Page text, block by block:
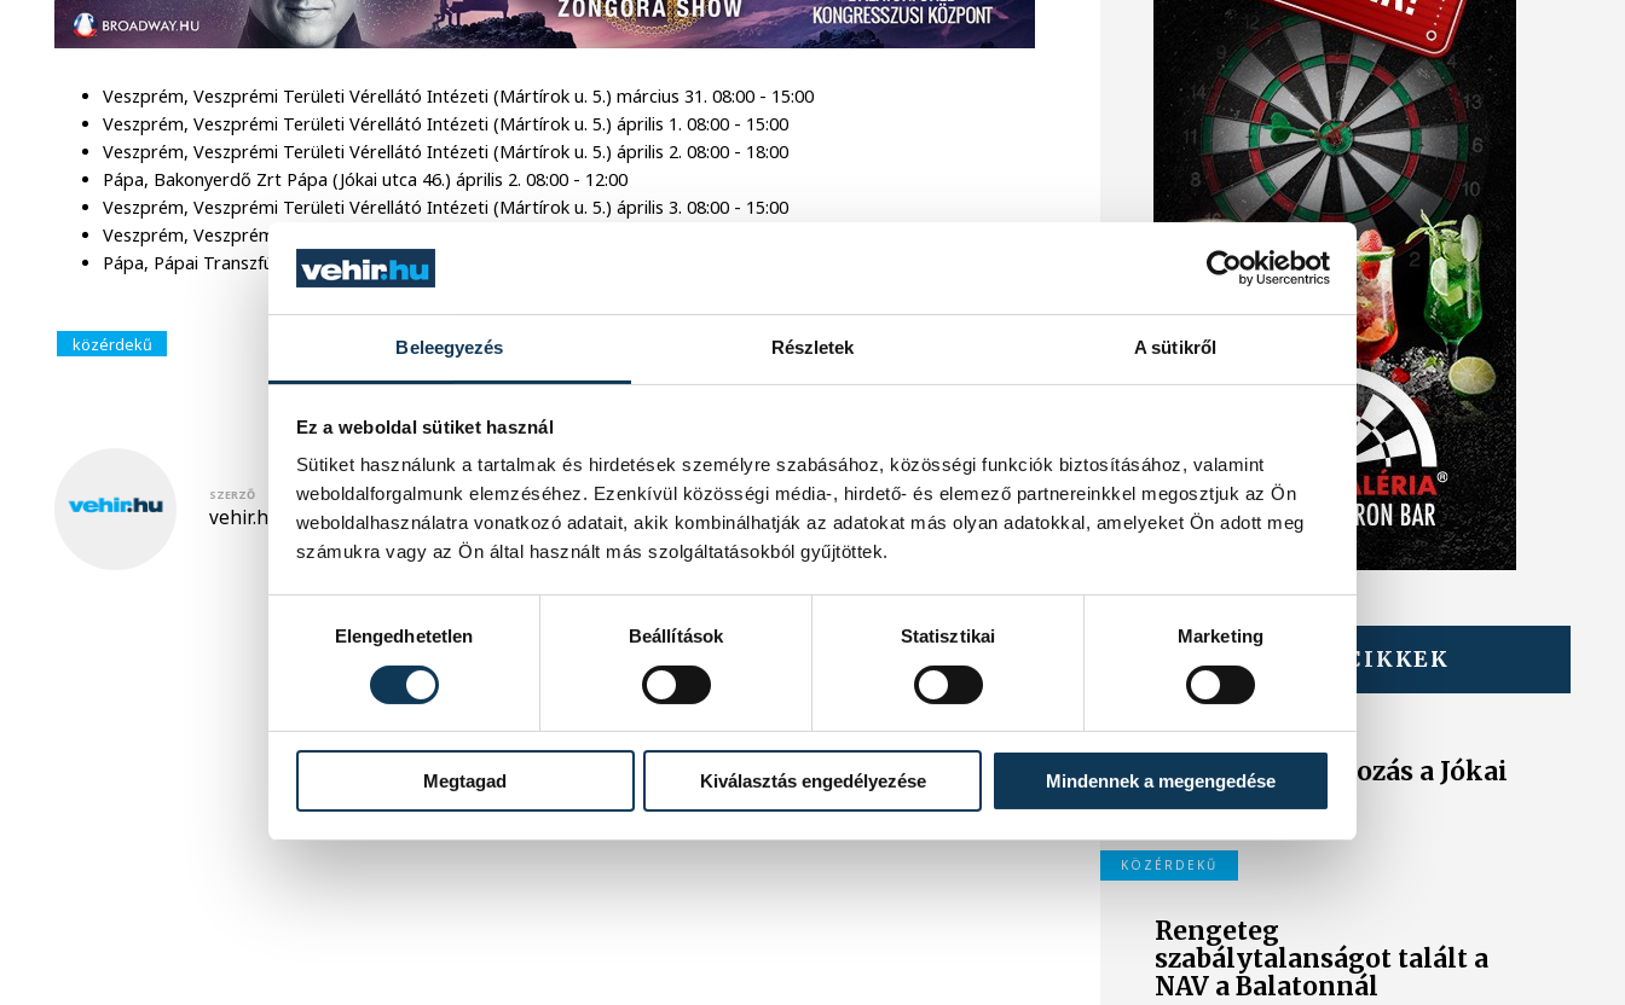
Beleegyezés Részletek A sütikről
Ez a weboldal sütiket használ
Sütiket használunk a tartalmak és hirdetések személyre szabásához, közösségi funkciók biztosításához, valamint
weboldalforgalmunk elemzéséhez. Ezenkívül közösségi média-, hirdető- és elemező partnereinkkel megosztjuk az Ön
weboldalhasználatra vonatkozó adatait, akik kombinálhatják az adatokat más olyan adatokkal, amelyeket Ön adott meg
számukra vagy az Ön által használt más szolgáltatásokból gyűjtöttek.
Elengedhetetlen
Beállítások Statisztikai Marketing
Megtagad Kiválasztás engedélyezése Mindennek a megengedése
Veszprém, Veszprémi Területi Vérellátó Intézeti (Mártírok u. 5.) március 31. 08:00 - 15:00
Veszprém, Veszprémi Területi Vérellátó Intézeti (Mártírok u. 5.) április 1. 08:00 - 15:00
Veszprém, Veszprémi Területi Vérellátó Intézeti (Mártírok u. 5.) április 2. 08:00 - 18:00
Pápa, Bakonyerdő Zrt Pápa (Jókai utca 46.) április 2. 08:00 - 12:00
Veszprém, Veszprémi Területi Vérellátó Intézeti (Mártírok u. 5.) április 3. 08:00 - 15:00
Veszprém, Veszprémi Területi Vérellátó Intézeti (Mártírok u. 5.) április 4. 08:00 - 12:00
Pápa, Pápai Transzfúziós Osztály intézeti (Séllyei utca 4) április 4. 08:00 - 11:00
közérdekű
SZERZŐ
vehir.hu
TOVÁBBI CIKKEK
KÖZÉRDEKŰ
Ideiglenes
forgalomkorlátozás a Jókai
utcában
KÖZÉRDEKŰ
Rengeteg
szabálytalanságot talált a
NAV a Balatonnál